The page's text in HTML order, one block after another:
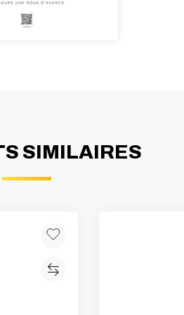
SIMILAIRES